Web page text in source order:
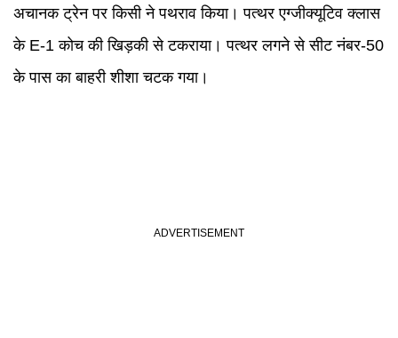
अचानक ट्रेन पर किसी ने पथराव किया। पत्थर एग्जीक्यूटिव क्लास
के E-1 कोच की खिड़की से टकराया। पत्थर लगने से सीट नंबर-50
के पास का बाहरी शीशा चटक गया।